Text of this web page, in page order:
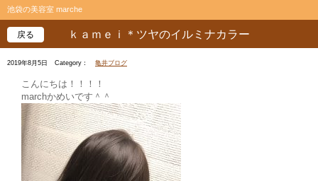
池袋の美容室 marche
ｋａｍｅｉ＊ツヤのイルミナカラー
戻る
2019年8月5日 Category： 亀井ブログ
こんにちは！！！！
marchかめいです＾＾